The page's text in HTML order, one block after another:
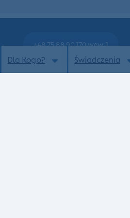
Dla Kogo? Świadczenia
+48 75 88 90 170 wew. 1